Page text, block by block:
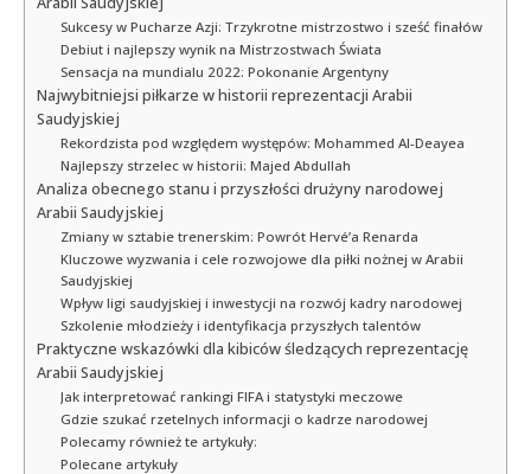
Sukcesy w Pucharze Azji: Trzykrotne mistrzostwo i sześć finałów
Debiut i najlepszy wynik na Mistrzostwach Świata
Sensacja na mundialu 2022: Pokonanie Argentyny
Najwybitniejsi piłkarze w historii reprezentacji Arabii
Saudyjskiej
Rekordzista pod względem występów: Mohammed Al-Deayea
Najlepszy strzelec w historii: Majed Abdullah
Analiza obecnego stanu i przyszłości drużyny narodowej
Arabii Saudyjskiej
Zmiany w sztabie trenerskim: Powrót Hervé’a Renarda
Kluczowe wyzwania i cele rozwojowe dla piłki nożnej w Arabii
Saudyjskiej
Wpływ ligi saudyjskiej i inwestycji na rozwój kadry narodowej
Szkolenie młodzieży i identyfikacja przyszłych talentów
Praktyczne wskazówki dla kibiców śledzących reprezentację
Arabii Saudyjskiej
Jak interpretować rankingi FIFA i statystyki meczowe
Gdzie szukać rzetelnych informacji o kadrze narodowej
Polecamy również te artykuły:
Polecane artykuły